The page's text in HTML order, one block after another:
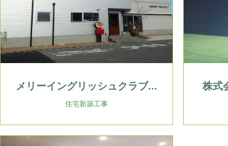
メリーイングリッシュクラブ...
住宅新築工事
株式